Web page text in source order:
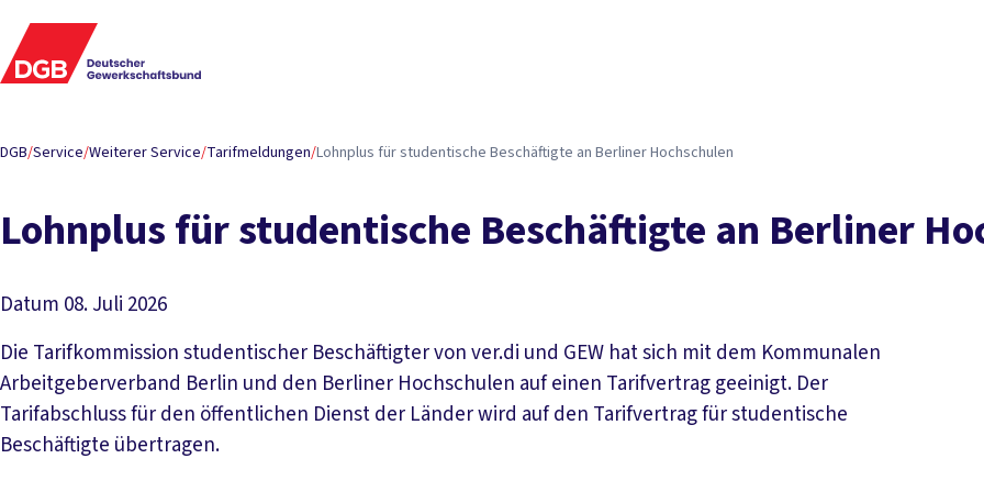
DGB/Service/Weiterer Service/Tarifmeldungen/Lohnplus für studentische Beschäftigte an Berliner Hochschulen
Lohnplus für studentische Beschäftigte an Berliner
Datum 08. Juli 2026
Die Tarifkommission studentischer Beschäftigter von ver.di und GEW hat sich mit dem Kommunalen
Arbeitgeberverband Berlin und den Berliner Hochschulen auf einen Tarifvertrag geeinigt. Der
Tarifabschluss für den öffentlichen Dienst der Länder wird auf den Tarifvertrag für studentische
Beschäftigte übertragen.